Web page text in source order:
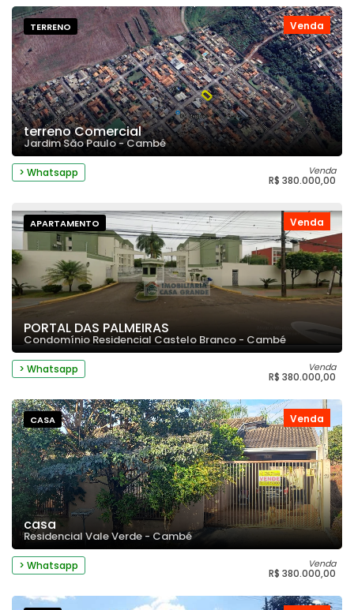
Venda
TERRENO
terreno Comercial
Jardim São Paulo - Cambé
> Whatsapp Venda
R$ 380.000,00
Venda
APARTAMENTO
PORTAL DAS PALMEIRAS
Condomínio Residencial Castelo Branco - Cambé
> Whatsapp Venda
R$ 380.000,00
Venda
CASA
casa
Residencial Vale Verde - Cambé
> Whatsapp Venda
R$ 380.000,00